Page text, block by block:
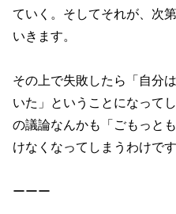
ていく。そしてそれが、次
いきます。
その上で失敗したら「自分
いた」ということになって
の議論なんかも「ごもっと
けなくなってしまうわけです
ーーー